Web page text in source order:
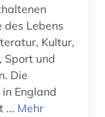
Lebens
Kultur,
Sport und
Die
England
... Mehr